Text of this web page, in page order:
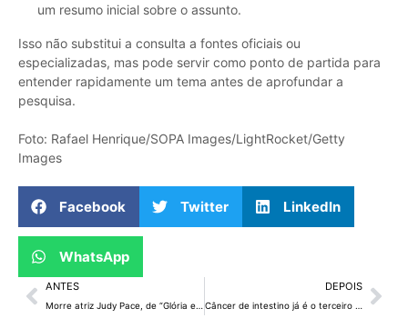
um resumo inicial sobre o assunto.
Isso não substitui a consulta a fontes oficiais ou
especializadas, mas pode servir como ponto de partida para
entender rapidamente um tema antes de aprofundar a
pesquisa.
Foto: Rafael Henrique/SOPA Images/LightRocket/Getty
Images
Facebook Twitter LinkedIn
WhatsApp
ANTES DEPOIS